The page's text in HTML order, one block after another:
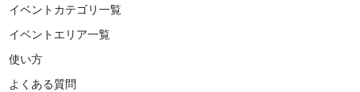
イベントカテゴリ一覧
イベントエリア一覧
使い方
よくある質問